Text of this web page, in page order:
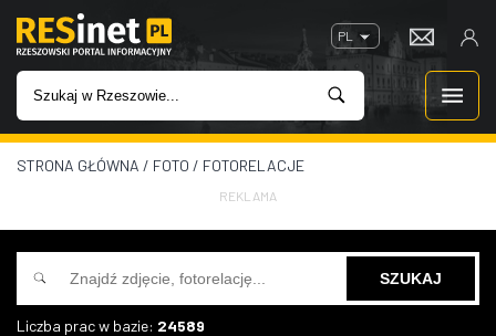
PL
WIADOMOŚCI
INWESTYCJE
IMPREZY
STRONA GŁÓWNA / FOTO / FOTORELACJE
REKLAMA
Liczba prac w bazie: 24589